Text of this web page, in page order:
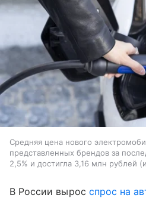
Средняя цена нового
представленных брендов за
2,5% и достигла 3,16 млн рублей
В России вырос спрос на